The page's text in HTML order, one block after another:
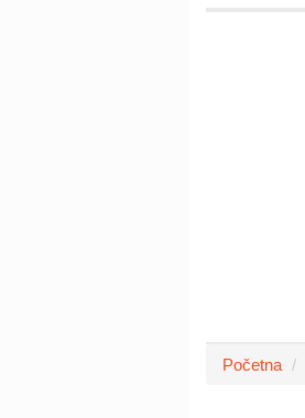
Početna